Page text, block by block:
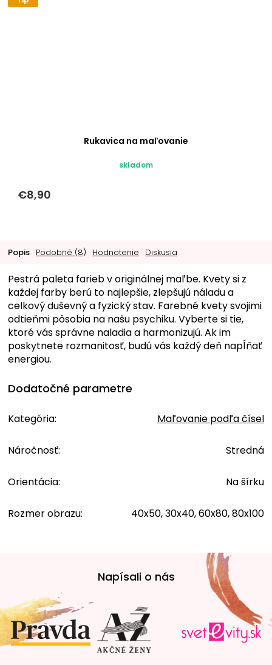
Rukavica na maľovanie
skladom
€8,90
Popis Podobné (8) Hodnotenie Diskusia
Pestrá paleta farieb v originálnej maľbe. Kvety si z
každej farby berú to najlepšie, zlepšujú náladu a
celkový duševný a fyzický stav. Farebné kvety svojimi
odtieňmi pôsobia na našu psychiku. Vyberte si tie,
ktoré vás správne naladia a harmonizujú. Ak im
poskytnete rozmanitosť, budú vás každý deň napĺňať
energiou.
Dodatočné parametre
Kategória: Maľovanie podľa čísel
Náročnosť: Stredná
Orientácia: Na šírku
Rozmer obrazu: 40x50, 30x40, 60x80, 80x100
t
i
e
Napísali o nás